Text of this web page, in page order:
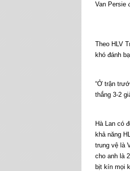
Van Persie
Theo HLV
khó đánh
“Ở trận
thắng 3-2
Hà Lan có
khả năng
trung vệ là
cho anh là
bịt kín mọi